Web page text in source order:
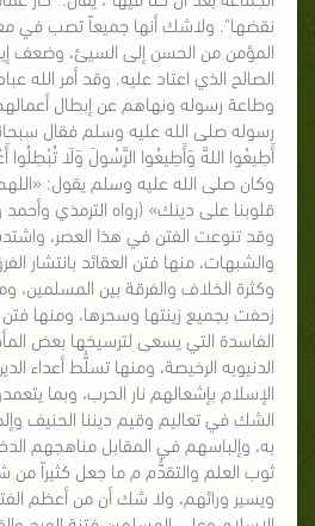
نقضها". ولاشك أنها جميعاً تصب في
المؤمن من الحسن إلى السيئ، وضعف
الصالح الذي اعتاد عليه. وقد أمر الله
وطاعة رسوله ونهاهم عن إبطال
رسوله صلى الله عليه وسلم فقال
وكان صلى الله عليه وسلم يقول:
قلوبنا على دينك» (رواه الترمذي
وقد تنوعت الفتن في هذا العصر،
والشبهات، منها فتن العقائد بانتشار
وكثرة الخلاف والفرقة بين المسلمين،
زحفت بجميع زينتها وسحرها، ومنها فتن
الفاسدة التي يسعى لترسيخها بعض
الدنيويه الرخيصة، ومنها تسلُّط أعداء
الإسلام بإشعالهم نار الحرب، وبما
الشك في تعاليم وقيم ديننا الحنيف
به، وإلباسهم في المقابل مناهجهم
ثوب العلم والتقدُّم م ما جعل كثيراً من
ويسير ورائهم، ولا شك أن من أعظم